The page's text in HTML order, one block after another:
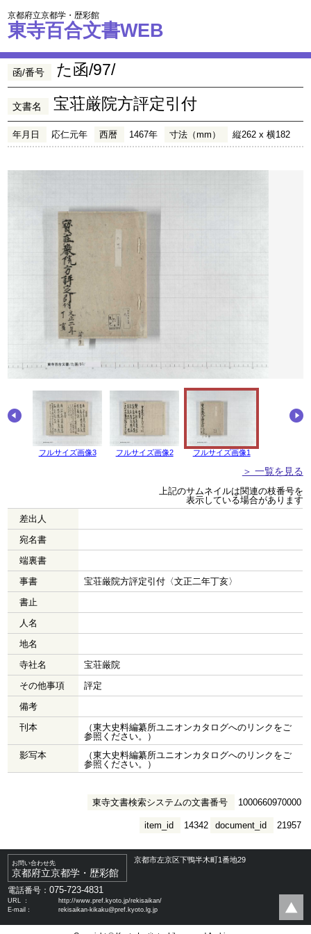
京都府立京都学・歴彩館
東寺百合文書WEB
函/番号 た函/97/
文書名 宝荘厳院方評定引付
年月日 応仁元年 西暦 1467年 寸法（mm） 縦262 x 横182
フルサイズ画像3 フルサイズ画像2 フルサイズ画像1
＞ 一覧を見る
上記のサムネイルは関連の枝番号を
表示している場合があります
差出人
宛名書
端裏書
事書
宝荘厳院方評定引付〈文正二年丁亥〉
書止
人名
地名
寺社名
宝荘厳院
その他事項
評定
備考
刊本
（東大史料編纂所ユニオンカタログへのリンクをご
参照ください。）
影写本
（東大史料編纂所ユニオンカタログへのリンクをご
参照ください。）
東寺文書検索システムの文書番号 1000660970000
document_id 21957
item_id 14342
お問い合わせ先
京都府立京都学・歴彩館
京都市左京区下鴨半木町1番地29
電話番号：075-723-4831
URL ：
http://www.pref.kyoto.jp/rekisaikan/
E-mail：
rekisaikan-kikaku@pref.kyoto.lg.jp